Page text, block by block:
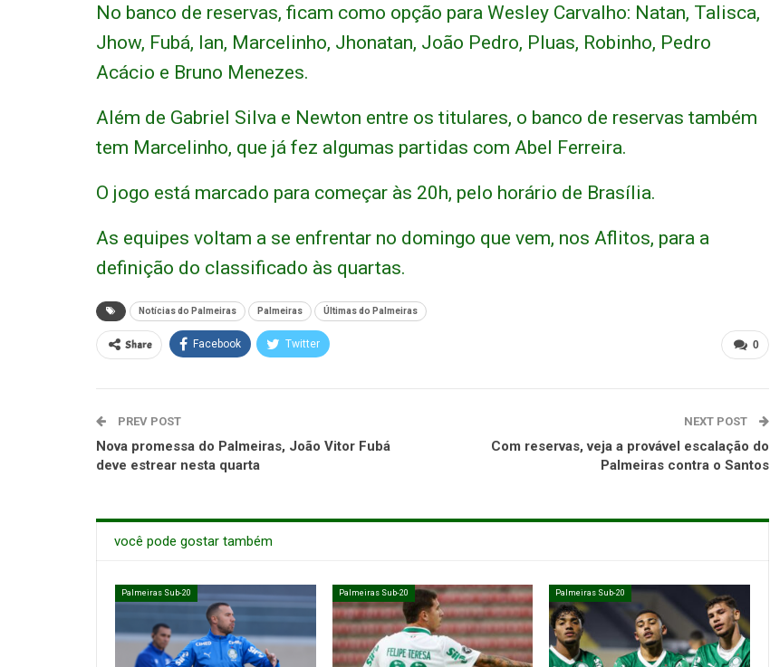
No banco de reservas, ficam como opção para Wesley Carvalho: Natan, Talisca,
Jhow, Fubá, Ian, Marcelinho, Jhonatan, João Pedro, Pluas, Robinho, Pedro
Acácio e Bruno Menezes.
Além de Gabriel Silva e Newton entre os titulares, o banco de reservas também
tem Marcelinho, que já fez algumas partidas com Abel Ferreira.
O jogo está marcado para começar às 20h, pelo horário de Brasília.
As equipes voltam a se enfrentar no domingo que vem, nos Aflitos, para a
definição do classificado às quartas.
Notícias do Palmeiras Palmeiras Últimas do Palmeiras
0
Share Facebook Twitter
PREV POST
Nova promessa do Palmeiras, João Vitor Fubá
deve estrear nesta quarta
NEXT POST
Com reservas, veja a provável escalação do
Palmeiras contra o Santos
você pode gostar também
Palmeiras Sub-20 Palmeiras Sub-20 Palmeiras Sub-20